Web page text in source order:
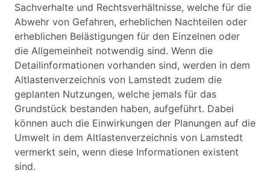
Sachverhalte und Rechtsverhältnisse, welche für die
Abwehr von Gefahren, erheblichen Nachteilen oder
erheblichen Belästigungen für den Einzelnen oder
die Allgemeinheit notwendig sind. Wenn die
Detailinformationen vorhanden sind, werden in dem
Altlastenverzeichnis von Lamstedt zudem die
geplanten Nutzungen, welche jemals für das
Grundstück bestanden haben, aufgeführt. Dabei
können auch die Einwirkungen der Planungen auf die
Umwelt in dem Altlastenverzeichnis von Lamstedt
vermerkt sein, wenn diese Informationen existent
sind.